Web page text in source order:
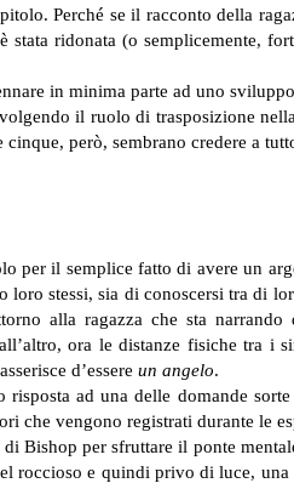
Perché se il racconto della
stata ridonata (o semplicemente,
in minima parte ad uno
il ruolo di trasposizione
però, sembrano credere a
per il semplice fatto di avere un
stessi, sia di conoscersi tra di
alla ragazza che sta
ora le distanze fisiche tra i
d’essere un angelo.
ad una delle domande
vengono registrati durante le
Bishop per sfruttare il ponte
roccioso e quindi privo di luce,